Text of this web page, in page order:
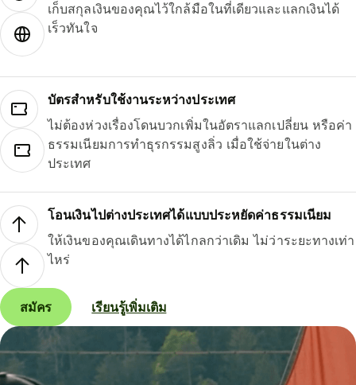
เก็บสกุลเงินของคุณไว้ใกล้มือในที่เดียวและแลกเงินได้
เร็วทันใจ
บัตรสำหรับใช้งานระหว่างประเทศ
ไม่ต้องห่วงเรื่องโดนบวกเพิ่มในอัตราแลกเปลี่ยน หรือค่า
ธรรมเนียมการทำธุรกรรมสูงลิ่ว เมื่อใช้จ่ายในต่าง
ประเทศ
โอนเงินไปต่างประเทศได้แบบประหยัดค่าธรรมเนียม
ให้เงินของคุณเดินทางได้ไกลกว่าเดิม ไม่ว่าระยะทางเท่า
ไหร่
สมัคร เรียนรู้เพิ่มเติม